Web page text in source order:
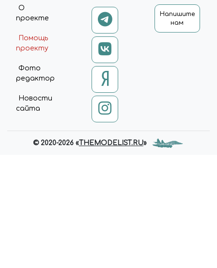
О
проекте
Помощь
проекту
Фото
редактор
Новости
сайта
Напишите
нам
© 2020-2026 «THEMODELIST.RU»